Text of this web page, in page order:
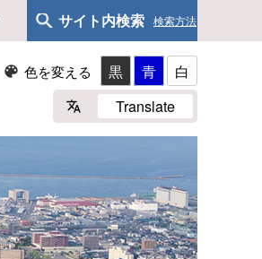
サイト内検索 検索方法
色を変える 黒 青
白
Translate